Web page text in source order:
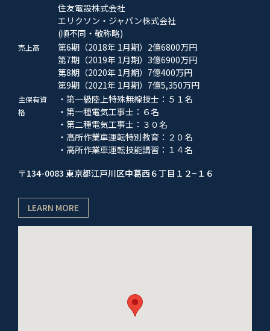
住友電設株式会社
エリクソン・ジャパン株式会社
(順不同・敬称略)
売上高
第6期（2018年 1月期）2億6800万円
第7期（2019年 1月期）3億6900万円
第8期（2020年 1月期）7億400万円
第9期（2021年 1月期）7億5,350万円
主保有資
格
・第一級陸上特殊無線技士：５１名
・第一種電気工事士：６名
・第二種電気工事士：３０名
・高所作業車運転特別教育：２０名
・高所作業車運転技能講習：１４名
〒134-0083 東京都江戸川区中葛西６丁目１２−１６
LEARN MORE